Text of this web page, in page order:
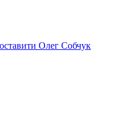
Олег Собчук